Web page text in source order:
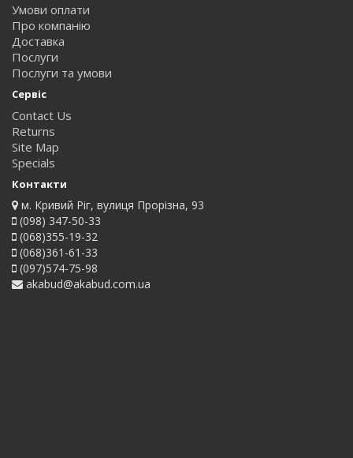
Умови оплати
Про компанію
Доставка
Послуги
Послуги та умови
Сервіс
Contact Us
Returns
Site Map
Specials
Контакти
м. Кривий Ріг, вулиця Прорізна, 93
(098) 347-50-33
(068)355-19-32
(068)361-61-33
(097)574-75-98
akabud@akabud.com.ua